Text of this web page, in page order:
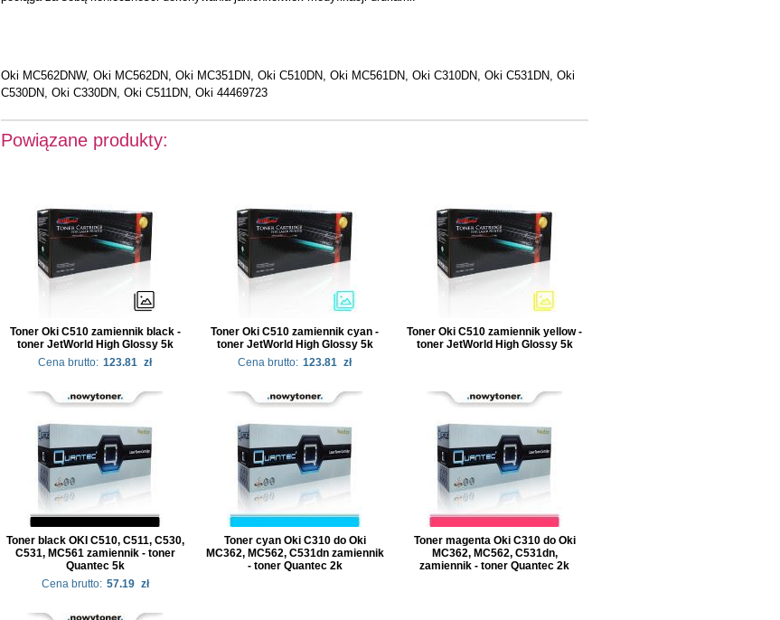
Oki MC562DNW, Oki MC562DN, Oki MC351DN, Oki C510DN, Oki MC561DN, Oki C310DN, Oki C531DN, Oki
C530DN, Oki C330DN, Oki C511DN, Oki 44469723
Powiązane produkty:
Toner Oki C510 zamiennik black -
toner JetWorld High Glossy 5k
Cena brutto: 123.81 zł
Toner Oki C510 zamiennik cyan -
toner JetWorld High Glossy 5k
Cena brutto: 123.81 zł
Toner Oki C510 zamiennik yellow -
toner JetWorld High Glossy 5k
Toner black OKI C510, C511, C530,
C531, MC561 zamiennik - toner
Quantec 5k
Cena brutto: 57.19 zł
Toner cyan Oki C310 do Oki
MC362, MC562, C531dn zamiennik
- toner Quantec 2k
Toner magenta Oki C310 do Oki
MC362, MC562, C531dn,
zamiennik - toner Quantec 2k